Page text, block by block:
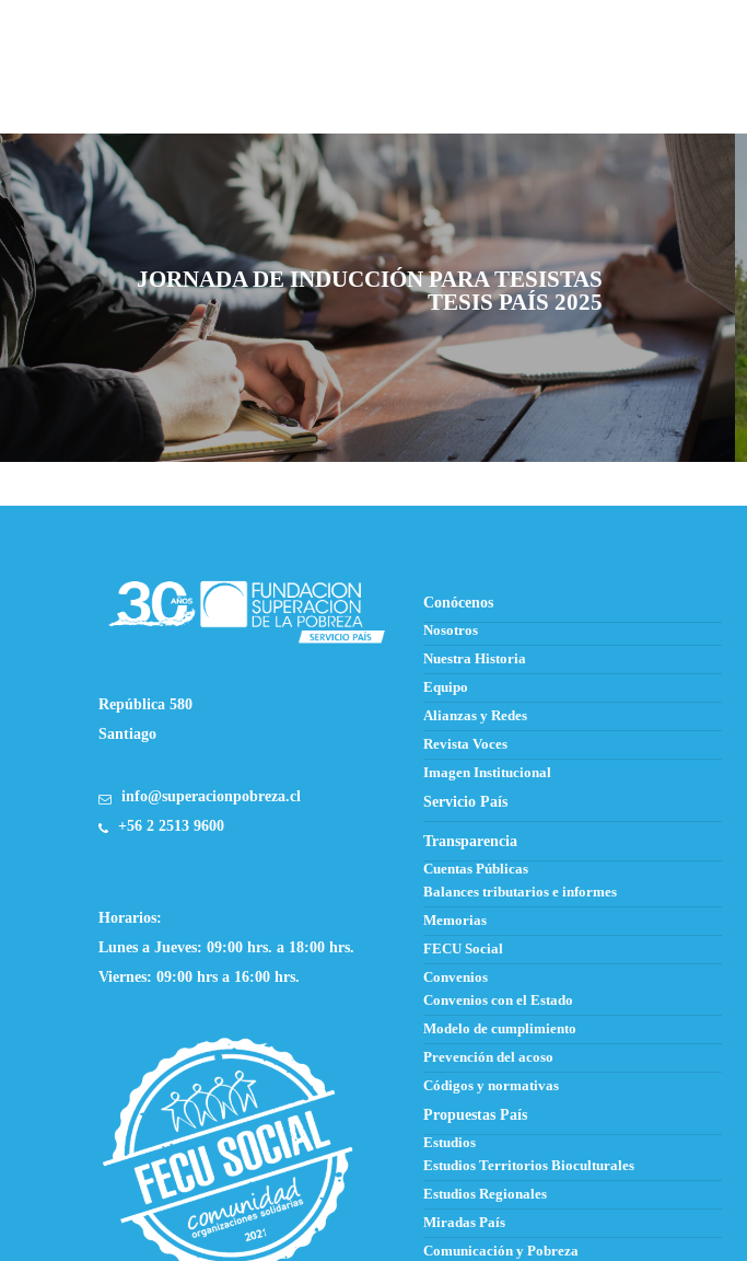
JORNADA DE INDUCCIÓN PARA TESISTAS
TESIS PAÍS 2025
República 580
Santiago
info@superacionpobreza.cl
+56 2 2513 9600
Horarios:
Lunes a Jueves: 09:00 hrs. a 18:00 hrs.
Viernes: 09:00 hrs a 16:00 hrs.
Conócenos
Nosotros
Nuestra Historia
Equipo
Alianzas y Redes
Revista Voces
Imagen Institucional
Servicio País
Transparencia
Cuentas Públicas
Balances tributarios e informes
Memorias
FECU Social
Convenios
Convenios con el Estado
Modelo de cumplimiento
Prevención del acoso
Códigos y normativas
Propuestas País
Estudios
Estudios Territorios Bioculturales
Estudios Regionales
Miradas País
Comunicación y Pobreza